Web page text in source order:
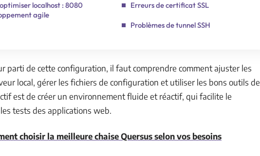
localhost : 8080
agile
Erreurs de certificat SSL
Problèmes de tunnel SSH
parti de cette configuration, il faut comprendre comment ajuster les
local, gérer les fichiers de configuration et utiliser les bons outils de
est de créer un environnement fluide et réactif, qui facilite le
tests des applications web.
choisir la meilleure chaise Quersus selon vos besoins